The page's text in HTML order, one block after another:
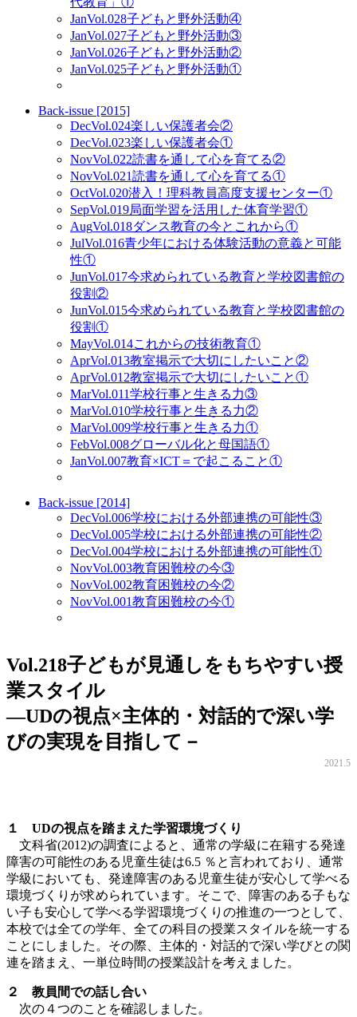
JanVol.028子どもと野外活動④
JanVol.027子どもと野外活動③
JanVol.026子どもと野外活動②
JanVol.025子どもと野外活動①
Back-issue [2015]
DecVol.024楽しい保護者会②
DecVol.023楽しい保護者会①
NovVol.022読書を通して心を育てる②
NovVol.021読書を通して心を育てる①
OctVol.020潜入！理科教員高度支援センター①
SepVol.019局面学習を活用した体育学習①
AugVol.018ダンス教育の今とこれから①
JulVol.016青少年における体験活動の意義と可能
性①
JunVol.017今求められている教育と学校図書館の
役割②
JunVol.015今求められている教育と学校図書館の
役割①
MayVol.014これからの技術教育①
AprVol.013教室掲示で大切にしたいこと②
AprVol.012教室掲示で大切にしたいこと①
MarVol.011学校行事と生きる力③
MarVol.010学校行事と生きる力②
MarVol.009学校行事と生きる力①
FebVol.008グローバル化と母国語①
JanVol.007教育×ICT＝で起こること①
Back-issue [2014]
DecVol.006学校における外部連携の可能性③
DecVol.005学校における外部連携の可能性②
DecVol.004学校における外部連携の可能性①
NovVol.003教育困難校の今③
NovVol.002教育困難校の今②
NovVol.001教育困難校の今①
Vol.218子どもが見通しをもちやすい授
業スタイル
―UDの視点×主体的・対話的で深い学
びの実現を目指して－
2021.5
１ UDの視点を踏まえた学習環境づくり
文科省(2012)の調査によると、通常の学級に在籍する発達
障害の可能性のある児童生徒は6.5 ％と言われており、通常
学級においても、発達障害のある児童生徒が安心して学べる
環境づくりが求められています。そこで、障害のある子もな
い子も安心して学べる学習環境づくりの推進の一つとして、
本校では全ての学年、全ての科目の授業スタイルを統一する
ことにしました。その際、主体的・対話的で深い学びとの関
連を踏まえ、一単位時間の授業設計を考えました。
２ 教員間での話し合い
次の４つのことを確認しました。